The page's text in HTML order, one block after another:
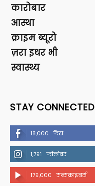
कारोबार
आस्था
क्राइम ब्यूरो
ज़रा इधर भी
स्वास्थ्य
STAY CONNECTED
18,000 फैंस
1,791 फॉलोवर
179,000 सब्सक्राइबर्स